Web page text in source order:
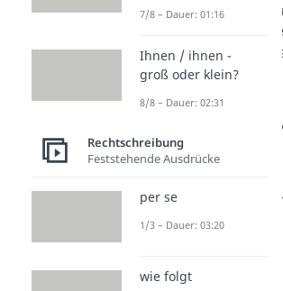
Kleingeschriebene
herzlich
herzlich
Dauer: 01:42
Dauer: 02:51
danke - groß oder
Dauer: 03:30
danke für alles
unter anderem /
Leidtun, leid tun
7/8 – Dauer: 01:16
Ihnen / ihnen -
groß oder klein?
8/8 – Dauer: 02:31
Rechtschreibung
Feststehende Ausdrücke
per se
1/3 – Dauer: 03:20
wie folgt